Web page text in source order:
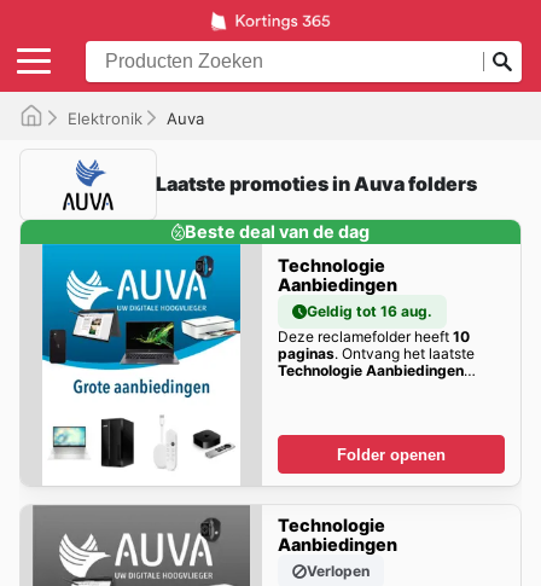
Elektronik Auva
Laatste promoties in Auva folders
Beste deal van de dag
Technologie
Aanbiedingen
Geldig tot 16 aug.
Deze reclamefolder heeft 10
paginas. Ontvang het laatste
Technologie Aanbiedingen
Folder openen
Technologie
Aanbiedingen
Verlopen